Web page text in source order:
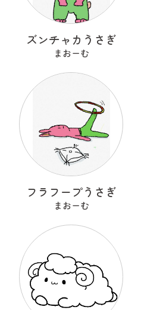
ズンチャカうさぎ
まおーむ
フラフープうさぎ
まおーむ